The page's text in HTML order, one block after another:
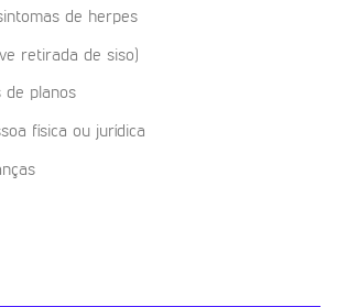
de herpes
retirada de siso)
de planos
física ou jurídica